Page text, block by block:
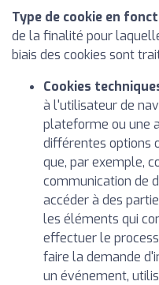
Type de cookie en
de la finalité pour
biais des cookies sont
Cookies
à l'utilisateur de
plateforme ou une
différentes options
que, par exemple,
communication de
accéder à des
les éléments qui
effectuer le
faire la demande
un événement,